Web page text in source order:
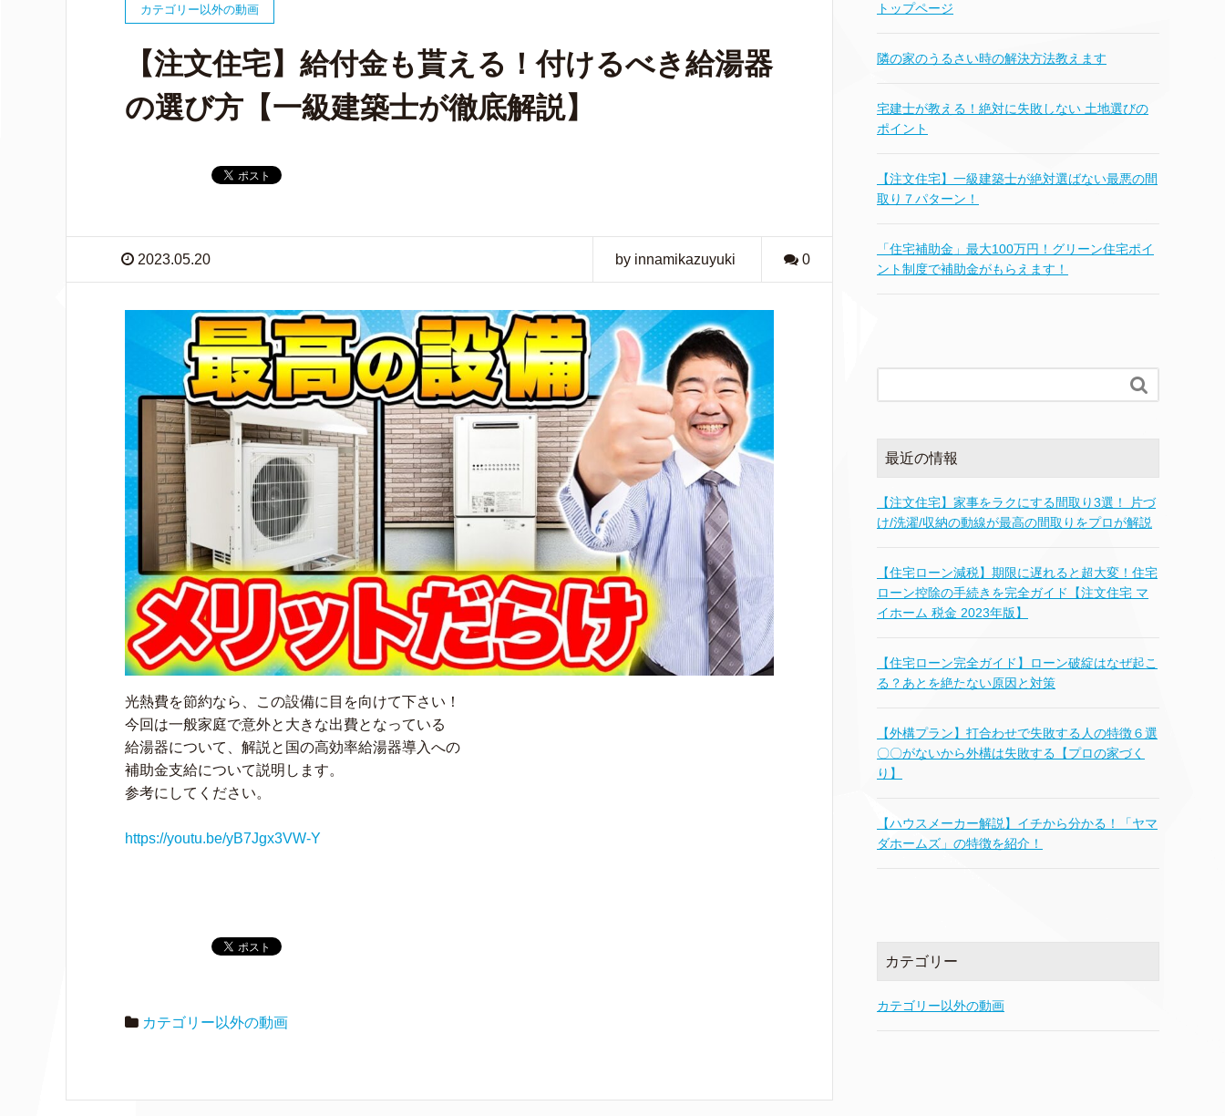
カテゴリー以外の動画
【注文住宅】給付金も貰える！付けるべき給湯器
の選び方【一級建築士が徹底解説】
2023.05.20 by innamikazuyuki 0
光熱費を節約なら、この設備に目を向けて下さい！
今回は一般家庭で意外と大きな出費となっている
給湯器について、解説と国の高効率給湯器導入への
補助金支給について説明します。
参考にしてください。
https://youtu.be/yB7Jgx3VW-Y
カテゴリー以外の動画
トップページ
隣の家のうるさい時の解決方法教えます
宅建士が教える！絶対に失敗しない 土地選びの
ポイント
【注文住宅】一級建築士が絶対選ばない最悪の間
取り７パターン！
「住宅補助金」最大100万円！グリーン住宅ポイ
ント制度で補助金がもらえます！

最近の情報
【注文住宅】家事をラクにする間取り3選！ 片づ
け/洗濯/収納の動線が最高の間取りをプロが解説
【住宅ローン減税】期限に遅れると超大変！住宅
ローン控除の手続きを完全ガイド【注文住宅 マ
イホーム 税金 2023年版】
【住宅ローン完全ガイド】ローン破綻はなぜ起こ
る？あとを絶たない原因と対策
【外構プラン】打合わせで失敗する人の特徴６選
〇〇がないから外構は失敗する【プロの家づく
り】
【ハウスメーカー解説】イチから分かる！「ヤマ
ダホームズ」の特徴を紹介！
カテゴリー
カテゴリー以外の動画